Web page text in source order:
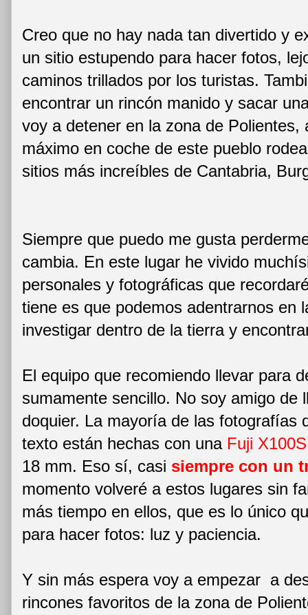
Creo que no hay nada tan divertido y
un sitio estupendo para hacer fotos,
caminos trillados por los turistas.
encontrar un rincón manido y sacar
voy a detener en la zona de Polientes,
máximo en coche de este pueblo
sitios más increíbles de Cantabria,
Siempre que puedo me gusta
cambia. En este lugar he vivido
personales y fotográficas que
tiene es que podemos adentrarnos en
investigar dentro de la tierra y
El equipo que recomiendo llevar para
sumamente sencillo. No soy amigo de
doquier. La mayoría de las fotografías
texto están hechas con una Fuji X100S
18 mm. Eso sí, casi siempre con un
momento volveré a estos lugares sin
más tiempo en ellos, que es lo único
para hacer fotos: luz y paciencia.
Y sin más espera voy a empezar a
rincones favoritos de la zona de